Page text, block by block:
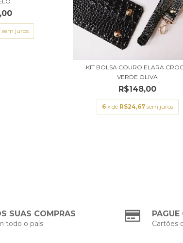
sem juros
KIT BOLSA COURO ELARA
VERDE OLIVA
R$148,00
6 x de R$24,67 sem juros
SUAS COMPRAS
todo o país Cartões